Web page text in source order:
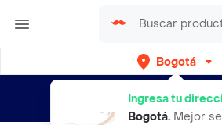
Bogotá
Ingresa tu
Bogotá. Mejor
envíos gratis por semanas